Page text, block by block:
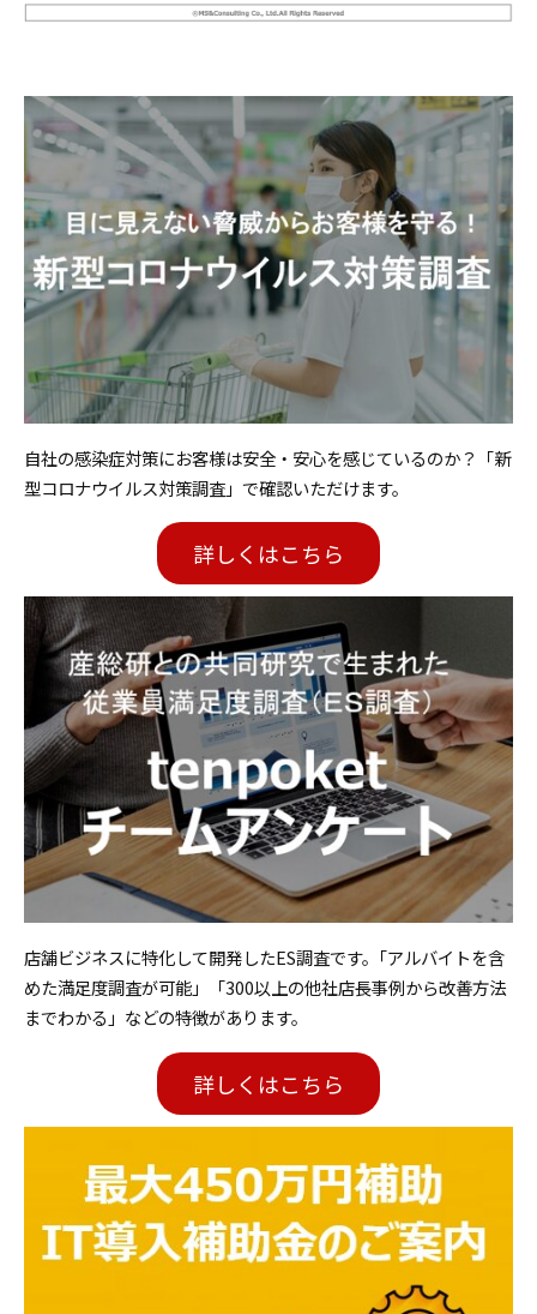
自社の感染症対策にお客様は安全・安心を感じているのか？「新
型コロナウイルス対策調査」で確認いただけます。
詳しくはこちら
店舗ビジネスに特化して開発したES調査です。｢アルバイトを含
めた満足度調査が可能」「300以上の他社店長事例から改善方法
までわかる」などの特徴があります。
詳しくはこちら